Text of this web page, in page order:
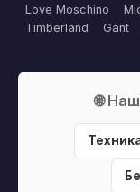
Love Moschino
Timberland
Gant
🌐